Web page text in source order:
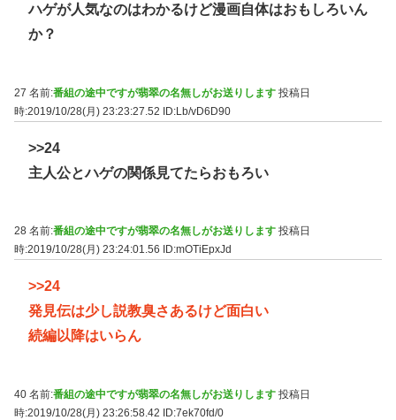
ハゲが人気なのはわかるけど漫画自体はおもしろいん
か？
27 名前:番組の途中ですが翡翠の名無しがお送りします 投稿日
時:2019/10/28(月) 23:23:27.52 ID:Lb/vD6D90
>>24
主人公とハゲの関係見てたらおもろい
28 名前:番組の途中ですが翡翠の名無しがお送りします 投稿日
時:2019/10/28(月) 23:24:01.56
ID:mOTiEpxJd
>>24
発見伝は少し説教臭さあるけど面白い
続編以降はいらん
40 名前:番組の途中ですが翡翠の名無しがお送りします 投稿日
時:2019/10/28(月) 23:26:58.42
ID:7ek70fd/0